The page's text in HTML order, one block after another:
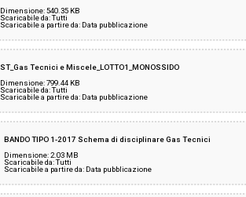
Dimensione: 540.35 KB
Scaricabile da: Tutti
Scaricabile a partire da: Data pubblicazione
ST_Gas Tecnici e Miscele_LOTTO1_MONOSSIDO
Dimensione: 799.44 KB
Scaricabile da: Tutti
Scaricabile a partire da: Data pubblicazione
BANDO TIPO 1-2017 Schema di disciplinare Gas Tecnici
Dimensione: 2.03 MB
Scaricabile da: Tutti
Scaricabile a partire da: Data pubblicazione